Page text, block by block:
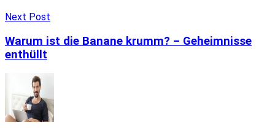
Next Post
Warum ist die Banane krumm? – Geheimnisse
enthüllt